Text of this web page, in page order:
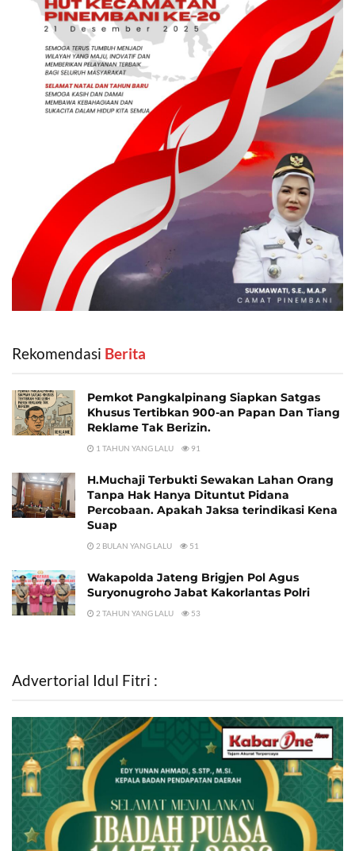
Rekomendasi ‎ Berita
Pemkot Pangkalpinang Siapkan Satgas
Khusus Tertibkan 900-an Papan Dan Tiang
Reklame Tak Berizin.
1 TAHUN YANG LALU 91
H.Muchaji Terbukti Sewakan Lahan Orang
Tanpa Hak Hanya Dituntut Pidana
Percobaan. Apakah Jaksa terindikasi Kena
Suap
2 BULAN YANG LALU 51
Wakapolda Jateng Brigjen Pol Agus
Suryonugroho Jabat Kakorlantas Polri
2 TAHUN YANG LALU 53
Advertorial Idul Fitri :